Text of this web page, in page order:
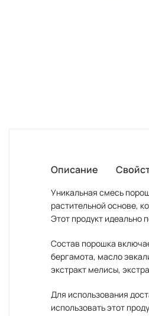
Описание
Уникальная смесь
растительной основе,
Этот продукт идеально
Состав порошка
бергамота, масло
экстракт мелисы,
Для использования
использовать этот